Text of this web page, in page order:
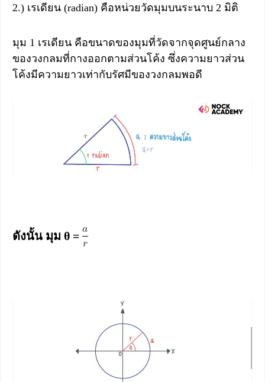
2.) เรเดียน (radian) คือหน่วยวัดมุมบนระนาบ 2 มิติ
มุม 1 เรเดียน คือขนาดของมุมที่วัดจากจุดศูนย์กลาง
ของวงกลมที่กางออกตามส่วนโค้ง ซึ่งความยาวส่วน
โค้งมีความยาวเท่ากับรัศมีของวงกลมพอดี
ดังนั้น มุม θ =